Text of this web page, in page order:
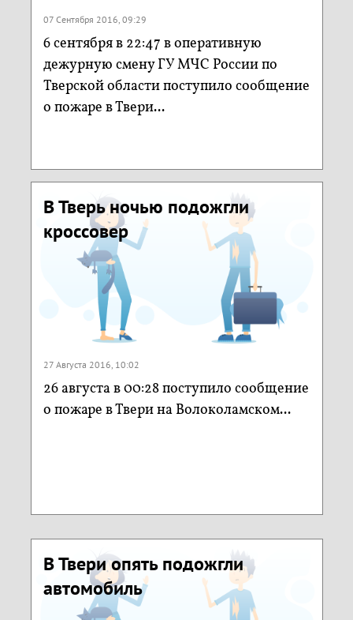
07 Сентября 2016, 09:29
6 сентября в 22:47 в оперативную
дежурную смену ГУ МЧС России по
Тверской области поступило сообщение
о пожаре в Твери...
В Тверь ночью подожгли
кроссовер
27 Августа 2016, 10:02
26 августа в 00:28 поступило сообщение
о пожаре в Твери на Волоколамском...
В Твери опять подожгли
автомобиль